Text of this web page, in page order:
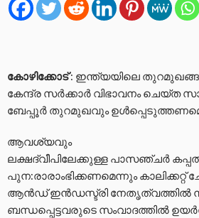
കോഴിക്കോട്: ഇന്ത്യയിലെ തുറമുഖങ്ങൾ
കേന്ദ്ര സർക്കാർ വിഭാവനം ചെയ്ത
ബേപ്പൂർ തുറമുഖവും
ആവശ്യവും
ലക്ഷദ്വീപിലേക്കുള്ള പാസഞ്ചർ
പുന:രാരാംഭിക്കണമെന്നും
ആൻഡ് ഇൻഡസ്ട്രി നേതൃത്വത്തിൽ
ബന്ധപ്പെട്ടവരുടെ സംവാദത്തിൽ